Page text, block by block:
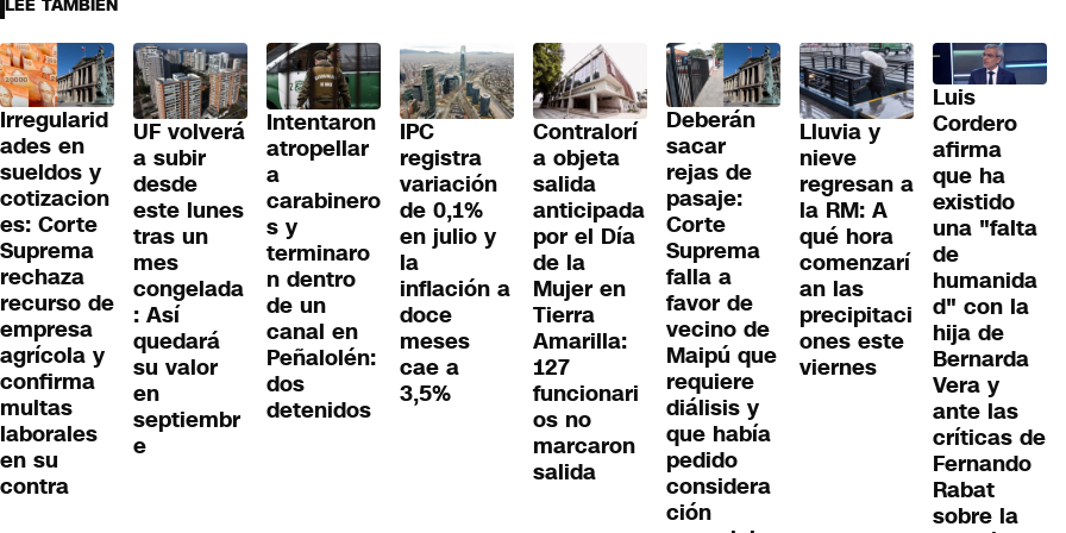
LEE TAMBIÉN
Irregularid
ades en
sueldos y
cotizacion
es: Corte
Suprema
rechaza
recurso de
empresa
agrícola y
confirma
multas
laborales
en su
contra
UF volverá
a subir
desde
este lunes
tras un
mes
congelada
: Así
quedará
su valor
en
septiembr
e
Intentaron
atropellar
a
carabinero
s y
terminaro
n dentro
de un
canal en
Peñalolén:
dos
detenidos
IPC
registra
variación
de 0,1%
en julio y
la
inflación a
doce
meses
cae a
3,5%
Contralorí
a objeta
salida
anticipada
por el Día
de la
Mujer en
Tierra
Amarilla:
127
funcionari
os no
marcaron
salida
Deberán
sacar
rejas de
pasaje:
Corte
Suprema
falla a
favor de
vecino de
Maipú que
requiere
diálisis y
que había
pedido
considera
ción
Lluvia y
nieve
regresan a
la RM: A
qué hora
comenzarí
an las
precipitaci
ones este
viernes
Luis
Cordero
afirma
que ha
existido
una "falta
de
humanida
d" con la
hija de
Bernarda
Vera y
ante las
críticas de
Fernando
Rabat
sobre la